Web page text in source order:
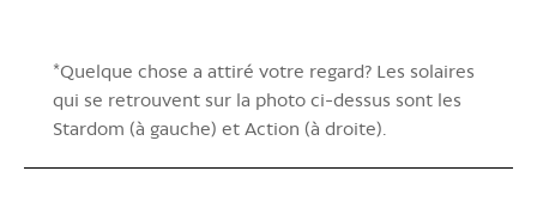
*Quelque chose a attiré votre regard? Les solaires
qui se retrouvent sur la photo ci-dessus sont les
Stardom (à gauche) et Action (à droite).